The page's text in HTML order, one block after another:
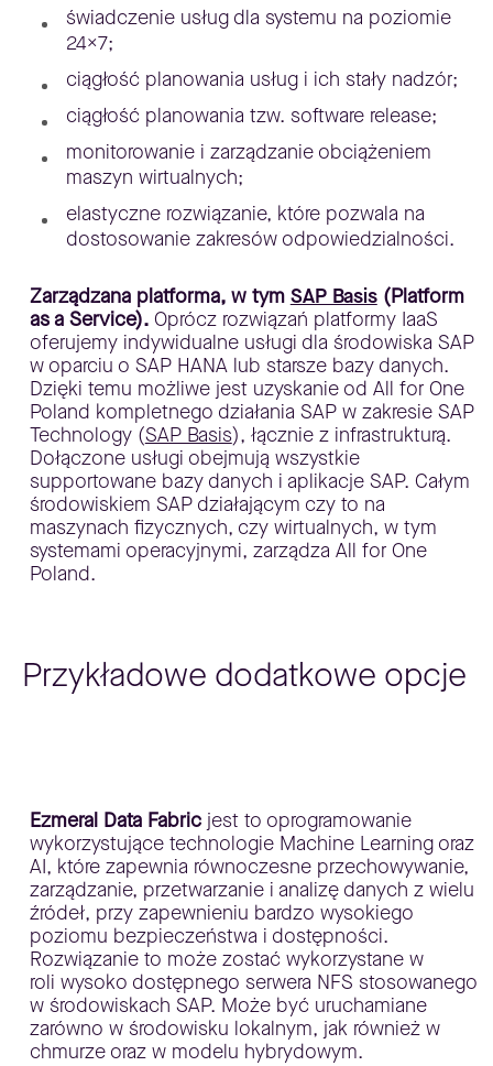
świadczenie usług dla systemu na poziomie
24×7;
ciągłość planowania usług i ich stały nadzór;
ciągłość planowania tzw. software release;
monitorowanie i zarządzanie obciążeniem
maszyn wirtualnych;
elastyczne rozwiązanie, które pozwala na
dostosowanie zakresów odpowiedzialności.
Zarządzana platforma, w tym SAP Basis(Platform
as a Service). Oprócz rozwiązań platformy IaaS
oferujemy indywidualne usługi dla środowiska SAP
w oparciu o SAP HANA lub starsze bazy danych.
Dzięki temu możliwe jest uzyskanie od All for One
Poland kompletnego działania SAP w zakresie SAP
Technology (SAP Basis), łącznie z infrastrukturą.
Dołączone usługi obejmują wszystkie
supportowane bazy danych i aplikacje SAP. Całym
środowiskiem SAP działającym czy to na
maszynach fizycznych, czy wirtualnych, w tym
systemami operacyjnymi, zarządza All for One
Poland.
Przykładowe dodatkowe opcje
Ezmeral Data Fabricjest to oprogramowanie
wykorzystujące technologie Machine Learning oraz
AI, które zapewnia równoczesne przechowywanie,
zarządzanie, przetwarzanie i analizę danych z wielu
źródeł, przy zapewnieniu bardzo wysokiego
poziomu bezpieczeństwa i dostępności.
Rozwiązanie to może zostać wykorzystane w
roli wysoko dostępnego serwera NFS stosowanego
w środowiskach SAP. Może być uruchamiane
zarówno w środowisku lokalnym, jak również w
chmurze oraz w modelu hybrydowym.